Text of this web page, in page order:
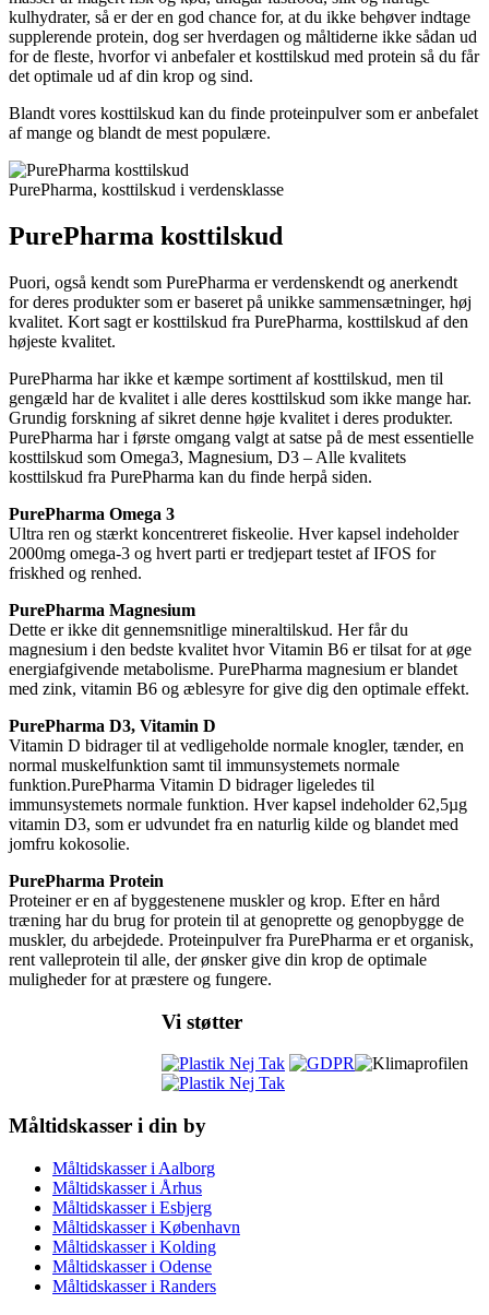
kulhydrater, så er der en god chance for, at du ikke behøver indtage
supplerende protein, dog ser hverdagen og måltiderne ikke sådan ud
for de fleste, hvorfor vi anbefaler et kosttilskud med protein så du får
det optimale ud af din krop og sind.
Blandt vores kosttilskud kan du finde proteinpulver som er anbefalet
af mange og blandt de mest populære.
PurePharma, kosttilskud i verdensklasse
PurePharma kosttilskud
Puori, også kendt som PurePharma er verdenskendt og anerkendt
for deres produkter som er baseret på unikke sammensætninger, høj
kvalitet. Kort sagt er kosttilskud fra PurePharma, kosttilskud af den
højeste kvalitet.
PurePharma har ikke et kæmpe sortiment af kosttilskud, men til
gengæld har de kvalitet i alle deres kosttilskud som ikke mange har.
Grundig forskning af sikret denne høje kvalitet i deres produkter.
PurePharma har i første omgang valgt at satse på de mest essentielle
kosttilskud som Omega3, Magnesium, D3 – Alle kvalitets
kosttilskud fra PurePharma kan du finde herpå siden.
PurePharma Omega 3
Ultra ren og stærkt koncentreret fiskeolie. Hver kapsel indeholder
2000mg omega-3 og hvert parti er tredjepart testet af IFOS for
friskhed og renhed.
PurePharma Magnesium
Dette er ikke dit gennemsnitlige mineraltilskud. Her får du
magnesium i den bedste kvalitet hvor Vitamin B6 er tilsat for at øge
energiafgivende metabolisme. PurePharma magnesium er blandet
med zink, vitamin B6 og æblesyre for give dig den optimale effekt.
PurePharma D3, Vitamin D
Vitamin D bidrager til at vedligeholde normale knogler, tænder, en
normal muskelfunktion samt til immunsystemets normale
funktion.PurePharma Vitamin D bidrager ligeledes til
immunsystemets normale funktion. Hver kapsel indeholder 62,5µg
vitamin D3, som er udvundet fra en naturlig kilde og blandet med
jomfru kokosolie.
PurePharma Protein
Proteiner er en af byggestenene muskler og krop. Efter en hård
træning har du brug for protein til at genoprette og genopbygge de
muskler, du arbejdede. Proteinpulver fra PurePharma er et organisk,
rent valleprotein til alle, der ønsker give din krop de optimale
muligheder for at præstere og fungere.
Vi støtter
Måltidskasser i din by
Måltidskasser i Aalborg
Måltidskasser i Århus
Måltidskasser i Esbjerg
Måltidskasser i København
Måltidskasser i Kolding
Måltidskasser i Odense
Måltidskasser i Randers